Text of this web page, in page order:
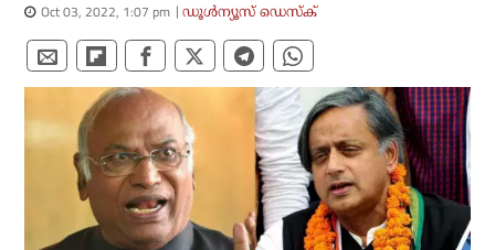
Oct 03, 2022, 1:07 pm ഡൂള്‍ന്യൂസ് ഡെസ്‌ക്